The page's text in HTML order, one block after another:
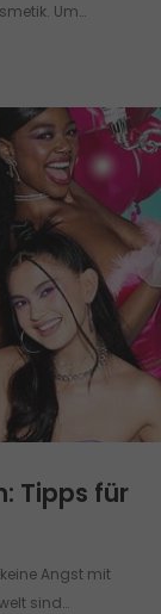
Um
Tipps für
Angst mit
sind